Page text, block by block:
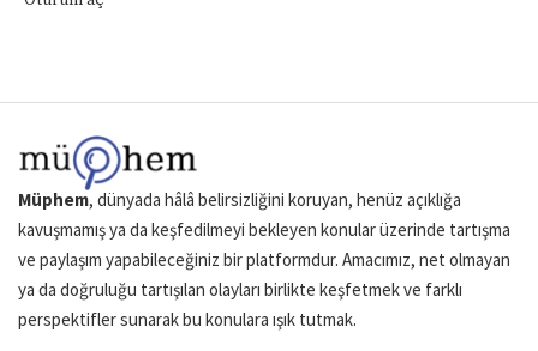
Müphem, dünyada hâlâ belirsizliğini koruyan, henüz açıklığa
kavuşmamış ya da keşfedilmeyi bekleyen konular üzerinde tartışma
ve paylaşım yapabileceğiniz bir platformdur. Amacımız, net olmayan
ya da doğruluğu tartışılan olayları birlikte keşfetmek ve farklı
perspektifler sunarak bu konulara ışık tutmak.